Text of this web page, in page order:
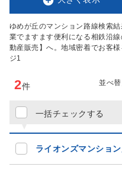
ゆめが丘のマンション路線検索
業でますます便利になる相鉄沿
動産販売】へ。地域密着でお客
ジ1
並べ替
一括チェックする
2件
ライオンズマンショ